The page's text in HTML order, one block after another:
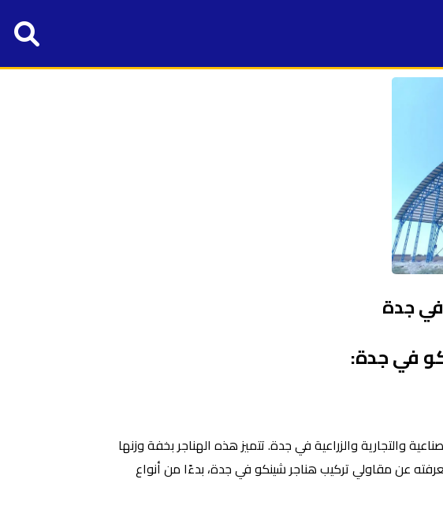
جدة
في جدة:
والتجارية والزراعية في جدة. تتميز هذه الهناجر بخفة وزنها
عن مقاولي تركيب هناجر شينكو في جدة، بدءًا من أنواع